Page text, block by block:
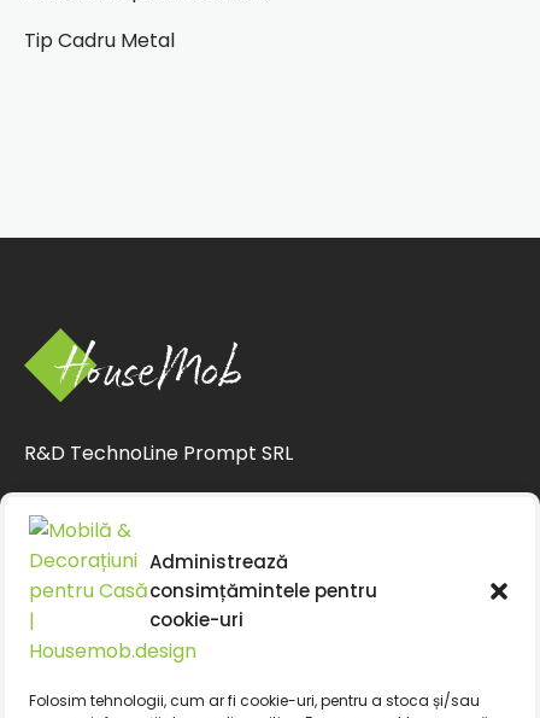
Administrează
consimțămintele pentru
cookie-uri
Folosim tehnologii, cum ar fi cookie-uri, pentru a stoca și/sau
Tip Cadru Metal
R&D TechnoLine Prompt SRL
CIF J12/1375/2014
contact@housemob.design
+4 0770 435 933
+4 0769 029 890
+4 0770 435 933